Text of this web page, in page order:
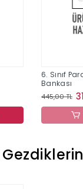
6. Sınıf
Bankası
445,00 TL